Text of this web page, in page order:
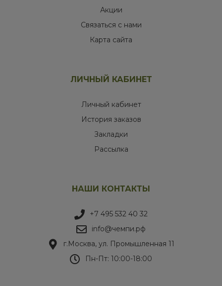
Акции
Связаться с нами
Карта сайта
ЛИЧНЫЙ КАБИНЕТ
Личный кабинет
История заказов
Закладки
Рассылка
НАШИ КОНТАКТЫ
+7 495 532 40 32
info@чемпи.рф
г.Москва, ул. Промышленная 11
Пн-Пт: 10:00-18:00